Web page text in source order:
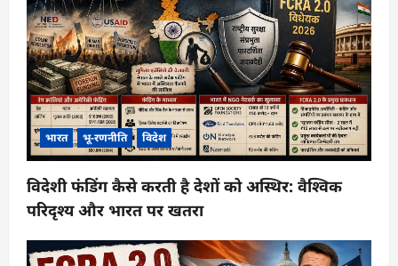
भारत भू-रणनीति विदेश
विदेशी फंडिंग कैसे करती है देशों को अस्थिर: वैश्विक
परिदृश्य और भारत पर खतरा